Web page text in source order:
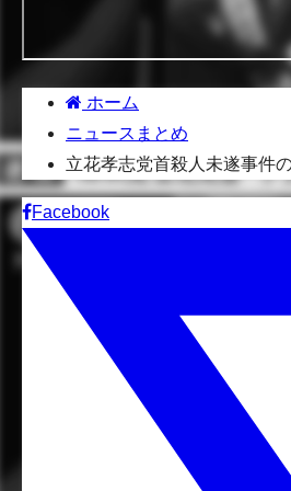
ホーム
ニュースまとめ
立花孝志党首殺人未遂事件
Facebook